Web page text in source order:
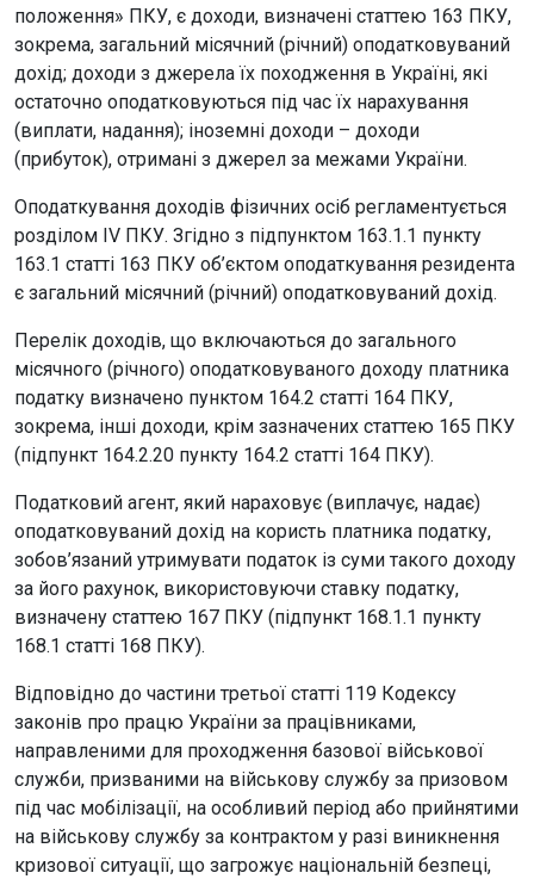
положення» ПКУ, є доходи, визначені статтею 163 ПКУ,
зокрема, загальний місячний (річний) оподатковуваний
дохід; доходи з джерела їх походження в Україні, які
остаточно оподатковуються під час їх нарахування
(виплати, надання); іноземні доходи – доходи
(прибуток), отримані з джерел за межами України.
Оподаткування доходів фізичних осіб регламентується
розділом IV ПКУ. Згідно з підпунктом 163.1.1 пункту
163.1 статті 163 ПКУ об’єктом оподаткування резидента
є загальний місячний (річний) оподатковуваний дохід.
Перелік доходів, що включаються до загального
місячного (річного) оподатковуваного доходу платника
податку визначено пунктом 164.2 статті 164 ПКУ,
зокрема, інші доходи, крім зазначених статтею 165 ПКУ
(підпункт 164.2.20 пункту 164.2 статті 164 ПКУ).
Податковий агент, який нараховує (виплачує, надає)
оподатковуваний дохід на користь платника податку,
зобов’язаний утримувати податок із суми такого доходу
за його рахунок, використовуючи ставку податку,
визначену статтею 167 ПКУ (підпункт 168.1.1 пункту
168.1 статті 168 ПКУ).
Відповідно до частини третьої статті 119 Кодексу
законів про працю України за працівниками,
направленими для проходження базової військової
служби, призваними на військову службу за призовом
під час мобілізації, на особливий період або прийнятими
на військову службу за контрактом у разі виникнення
кризової ситуації, що загрожує національній безпеці,